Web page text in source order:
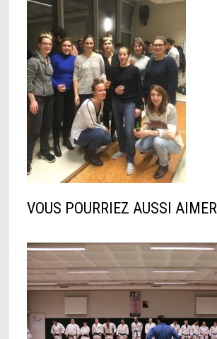
VOUS POURRIEZ AUSSI AIMER